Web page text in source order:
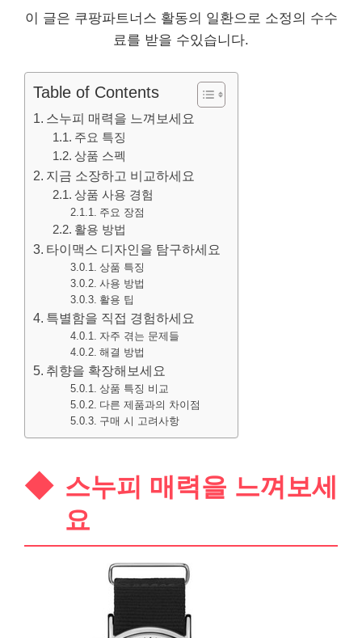
이 글은 쿠팡파트너스 활동의 일환으로 소정의 수수
료를 받을 수있습니다.
Table of Contents
스누피 매력을 느껴보세요
주요 특징
상품 스펙
지금 소장하고 비교하세요
상품 사용 경험
주요 장점
활용 방법
타이맥스 디자인을 탐구하세요
상품 특징
사용 방법
활용 팁
특별함을 직접 경험하세요
자주 겪는 문제들
해결 방법
취향을 확장해보세요
상품 특징 비교
다른 제품과의 차이점
구매 시 고려사항
스누피 매력을 느껴보세
요